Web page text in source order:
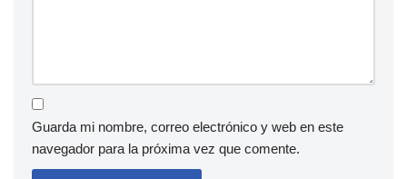
Guarda mi nombre, correo electrónico y web en este
navegador para la próxima vez que comente.